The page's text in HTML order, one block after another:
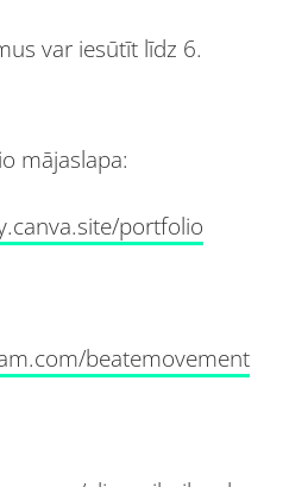
var iesūtīt līdz 6.
mājaslapa:
portfolio
beatemovement